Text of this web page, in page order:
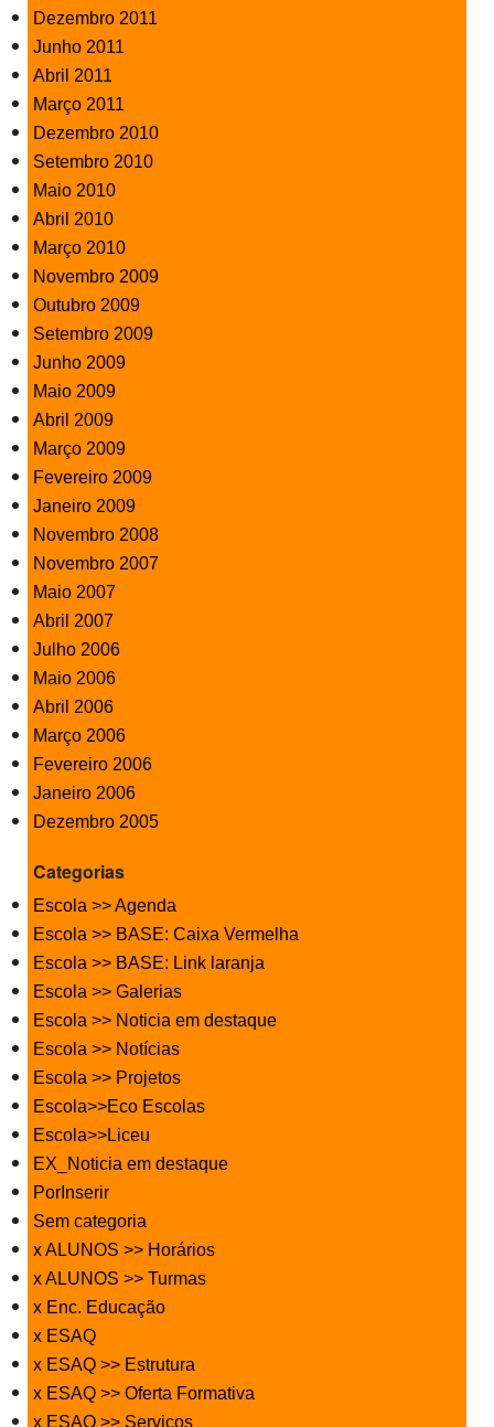
Dezembro 2011
Junho 2011
Abril 2011
Março 2011
Dezembro 2010
Setembro 2010
Maio 2010
Abril 2010
Março 2010
Novembro 2009
Outubro 2009
Setembro 2009
Junho 2009
Maio 2009
Abril 2009
Março 2009
Fevereiro 2009
Janeiro 2009
Novembro 2008
Novembro 2007
Maio 2007
Abril 2007
Julho 2006
Maio 2006
Abril 2006
Março 2006
Fevereiro 2006
Janeiro 2006
Dezembro 2005
Categorias
Escola >> Agenda
Escola >> BASE: Caixa Vermelha
Escola >> BASE: Link laranja
Escola >> Galerias
Escola >> Noticia em destaque
Escola >> Notícias
Escola >> Projetos
Escola>>Eco Escolas
Escola>>Liceu
EX_Noticia em destaque
PorInserir
Sem categoria
x ALUNOS >> Horários
x ALUNOS >> Turmas
x Enc. Educação
x ESAQ
x ESAQ >> Estrutura
x ESAQ >> Oferta Formativa
x ESAQ >> Serviços